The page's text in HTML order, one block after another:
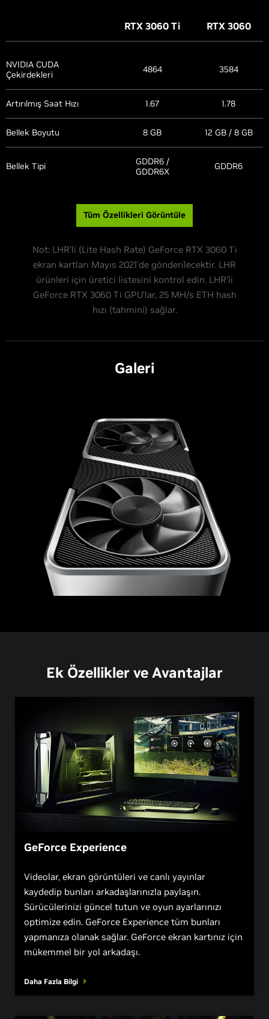
NVIDIA CUDA
Çekirdekleri
4864 3584
Artırılmış Saat Hızı 1.67 1.78
8 GB
Not: LHR’li (Lite Hash Rate) GeForce RTX 3060 Ti
ekran kartları Mayıs 2021'de gönderilecektir. LHR
ürünleri için üretici listesini kontrol edin. LHR’li
GeForce RTX 3060 Ti GPU’lar, 25 MH/s ETH hash
GeForce RTX 3060 Ti
Ek Özellikler ve Avantajlar
GeForce Experience
Videolar, ekran görüntüleri ve canlı yayınlar
kaydedip bunları arkadaşlarınızla paylaşın.
Sürücülerinizi güncel tutun ve oyun ayarlarınızı
optimize edin. GeForce Experience tüm bunları
yapmanıza olanak sağlar. GeForce ekran kartınız için